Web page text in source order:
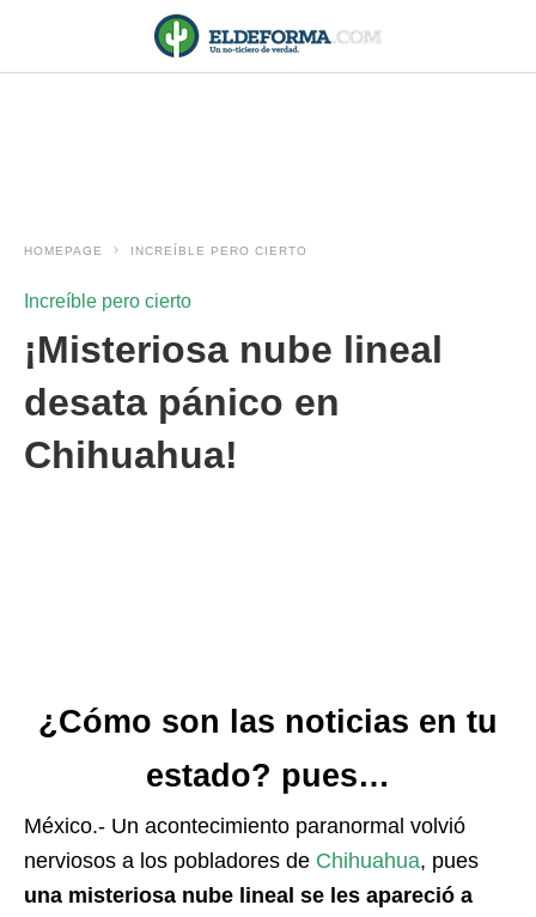
HOMEPAGE INCREÍBLE PERO CIERTO
Increíble pero cierto
¡Misteriosa nube lineal
desata pánico en
Chihuahua!
¿Cómo son las noticias en tu
estado? pues…
México.- Un acontecimiento paranormal volvió
nerviosos a los pobladores de Chihuahua, pues
una misteriosa nube lineal se les apareció a